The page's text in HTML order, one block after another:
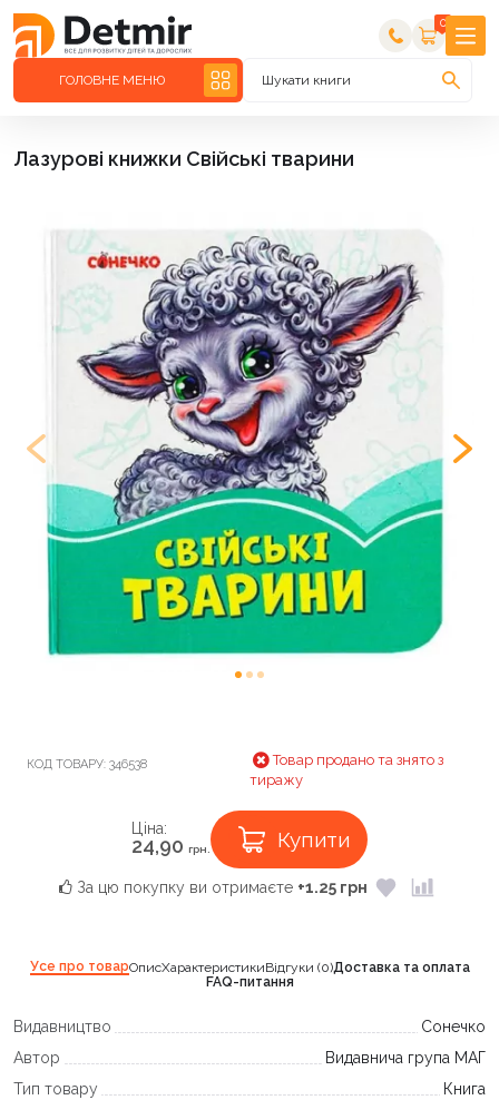
0
ГОЛОВНЕ МЕНЮ Шукати книги
Лазурові книжки Свійські тварини
КОД ТОВАРУ: 346538
Товар продано та знято з
тиражу
Ціна:
24,90 грн. Купити
За цю покупку ви отримаєте +1.25 грн
Усе про товарОписХарактеристикиВідгуки (0)Доставка та оплата
FAQ-питання
Видавництво
Сонечко
Автор
Видавнича група МАГ
Тип товару
Книга